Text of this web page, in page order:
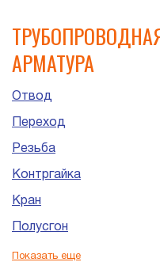
АРМАТУРА
Отвод
Переход
Резьба
Контргайка
Кран
Полусгон
Сгон
Показать еще